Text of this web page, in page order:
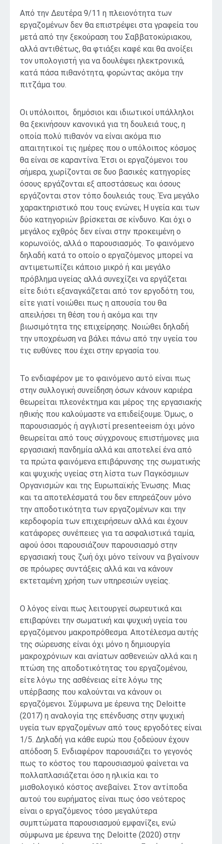
Από την Δευτέρα 9/11 η πλειονότητα των
εργαζομένων δεν θα επιστρέψει στα γραφεία του
μετά από την ξεκούραση του Σαββατοκύριακου,
αλλά αντιθέτως, θα φτιάξει καφέ και θα ανοίξει
τον υπολογιστή για να δουλέψει ηλεκτρονικά,
κατά πάσα πιθανότητα, φορώντας ακόμα την
πιτζάμα του.
Οι υπόλοιποι, δημόσιοι και ιδιωτικοί υπάλληλοι
θα ξεκινήσουν κανονικά για τη δουλειά τους, η
οποία πολύ πιθανόν να είναι ακόμα πιο
απαιτητικοί τις ημέρες που ο υπόλοιπος κόσμος
θα είναι σε καραντίνα. Έτσι οι εργαζόμενοι του
σήμερα, χωρίζονται σε δυο βασικές κατηγορίες
όσους εργάζονται εξ αποστάσεως και όσους
εργάζονται στον τόπο δουλειάς τους. Ένα μεγάλο
χαρακτηριστικό που τους ενώνει; Η υγεία και των
δύο κατηγοριών βρίσκεται σε κίνδυνο. Και όχι ο
μεγάλος εχθρός δεν είναι στην προκειμένη ο
κορωνοϊός, αλλά ο παρουσιασμός. Το φαινόμενο
δηλαδή κατά το οποίο ο εργαζόμενος μπορεί να
αντιμετωπίζει κάποιο μικρό ή και μεγάλο
πρόβλημα υγείας αλλά συνεχίζει να εργάζεται
είτε διότι εξαναγκάζεται από τον εργοδότη του,
είτε γιατί νοιώθει πως η απουσία του θα
απειλήσει τη θέση του ή ακόμα και την
βιωσιμότητα της επιχείρησης. Νοιώθει δηλαδή
την υποχρέωση να βάλει πάνω από την υγεία του
τις ευθύνες που έχει στην εργασία του.
Το ενδιαφέρον με το φαινόμενο αυτό είναι πως
στην συλλογική συνείδηση όσων κάνουν καριέρα
θεωρείται πλεονέκτημα και μέρος της εργασιακής
ηθικής που καλούμαστε να επιδείξουμε. Όμως, ο
παρουσιασμός ή αγγλιστί presenteeism όχι μόνο
θεωρείται από τους σύγχρονους επιστήμονες μια
εργασιακή πανδημία αλλά και αποτελεί ένα από
τα πρώτα φαινόμενα επιβάρυνσης της σωματικής
και ψυχικής υγείας στη λίστα των Παγκόσμιων
Οργανισμών και της Ευρωπαϊκής Ένωσης. Μιας
και τα αποτελέσματά του δεν επηρεάζουν μόνο
την αποδοτικότητα των εργαζομένων και την
κερδοφορία των επιχειρήσεων αλλά και έχουν
κατάφορες συνέπειες για τα ασφαλιστικά ταμία,
αφού όσοι παρουσιάζουν παρουσιασμό στην
εργασιακή τους ζωή όχι μόνο τείνουν να βγαίνουν
σε πρόωρες συντάξεις αλλά και να κάνουν
εκτεταμένη χρήση των υπηρεσιών υγείας.
Ο λόγος είναι πως λειτουργεί σωρευτικά και
επιβαρύνει την σωματική και ψυχική υγεία του
εργαζόμενου μακροπρόθεσμα. Αποτέλεσμα αυτής
της σώρευσης είναι όχι μόνο η δημιουργία
μακροχρόνιων και ανίατων ασθενειών αλλά και η
πτώση της αποδοτικότητας του εργαζομένου,
είτε λόγω της ασθένειας είτε λόγω της
υπέρβασης που καλούνται να κάνουν οι
εργαζόμενοι. Σύμφωνα με έρευνα της Deloitte
(2017) η αναλογία της επένδυσης στην ψυχική
υγεία των εργαζομένων από τους εργοδότες είναι
1/5. Δηλαδή για κάθε ευρώ που ξοδεύουν έχουν
απόδοση 5. Ενδιαφέρον παρουσιάζει το γεγονός
πως το κόστος του παρουσιασμού φαίνεται να
πολλαπλασιάζεται όσο η ηλικία και το
μισθολογικό κόστος ανεβαίνει. Στον αντίποδα
αυτού του ευρήματος είναι πως όσο νεότερος
είναι ο εργαζόμενος τόσο μεγαλύτερα
συμπτώματα παρουσιασμού εμφανίζει, ενώ
σύμφωνα με έρευνα της Deloitte (2020) στην